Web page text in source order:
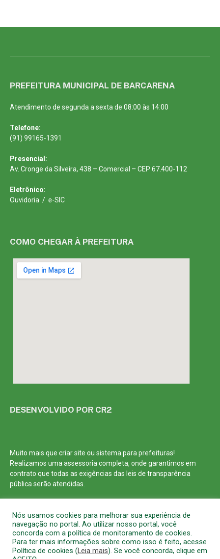
PREFEITURA MUNICIPAL DE BARCARENA
Atendimento de segunda a sexta de 08:00 às 14:00
Telefone:
(91) 99165-1391
Presencial:
Av. Cronge da Silveira, 438 – Comercial – CEP 67.400-112
Eletrônico:
Ouvidoria / e-SIC
COMO CHEGAR À PREFEITURA
DESENVOLVIDO POR CR2
Muito mais que criar site ou sistema para prefeituras!
Realizamos umaassessoriacompleta, onde garantimos em
contrato que todas as exigências das leis de transparência
públicaserão atendidas.
Todos os direitos reservados a Prefeitura Municipal de Barcarena
Nós usamos cookies para melhorar sua experiência de
navegação no portal. Ao utilizar nosso portal, você
concorda com a política de monitoramento de cookies.
Para ter mais informações sobre como isso é feito, acesse
Política de cookies (Leia mais). Se você concorda, clique em